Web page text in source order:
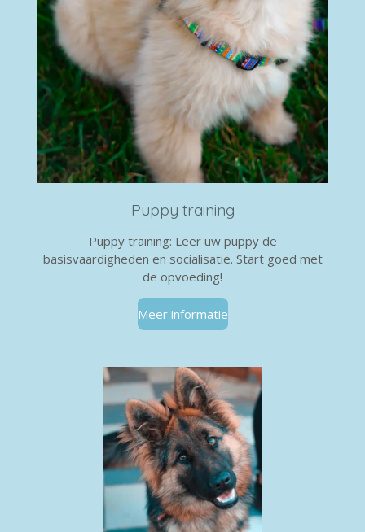
Puppy training
Puppy training: Leer uw puppy de
basisvaardigheden en socialisatie. Start goed met
de opvoeding!
Meer informatie